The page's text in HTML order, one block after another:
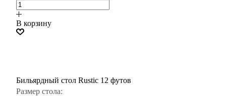
В корзину
Бильярдный стол Rustic 12 футов
Размер стола: